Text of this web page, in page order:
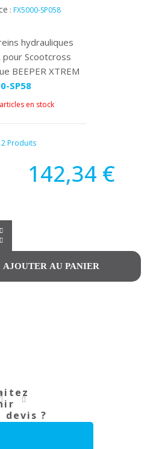
:FX5000-SP058
hydrauliques
pour Scootcross
BEEPER XTREM
SP58
en stock
2 Produits
142,34 €
devis ?